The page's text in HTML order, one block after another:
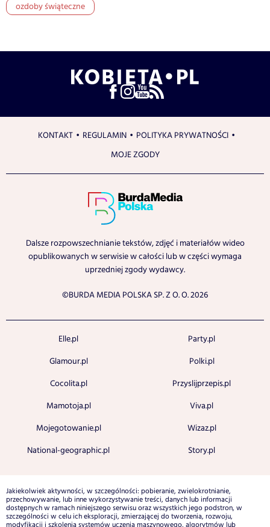
ozdoby świąteczne
KONTAKT REGULAMIN
POLITYKA PRYWATNOŚCI
MOJE ZGODY
Dalsze rozpowszechnianie tekstów, zdjęć i materiałów wideo
opublikowanych w serwisie w całości lub w części wymaga
uprzedniej zgody wydawcy.
©BURDA MEDIA POLSKA SP. Z O. O. 2026
Elle.pl
Glamour.pl
Cocolita.pl
Mamotoja.pl
Mojegotowanie.pl
National-geographic.pl
Party.pl
Polki.pl
Przyslijprzepis.pl
Viva.pl
Wizaz.pl
Story.pl
Jakiekolwiek aktywności, w szczególności: pobieranie, zwielokrotnianie,
przechowywanie, lub inne wykorzystywanie treści, danych lub informacji
dostępnych w ramach niniejszego serwisu oraz wszystkich jego podstron, w
szczególności w celu ich eksploracji, zmierzającej do tworzenia, rozwoju,
modyfikacji i szkolenia systemów uczenia maszynowego, algorytmów lub